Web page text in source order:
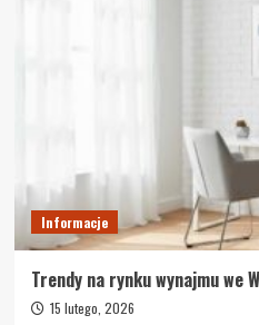
popularnością?
Informacje
Trendy na rynku wynajmu we
15 lutego, 2026